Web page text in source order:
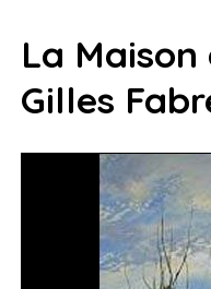
La
Gilles